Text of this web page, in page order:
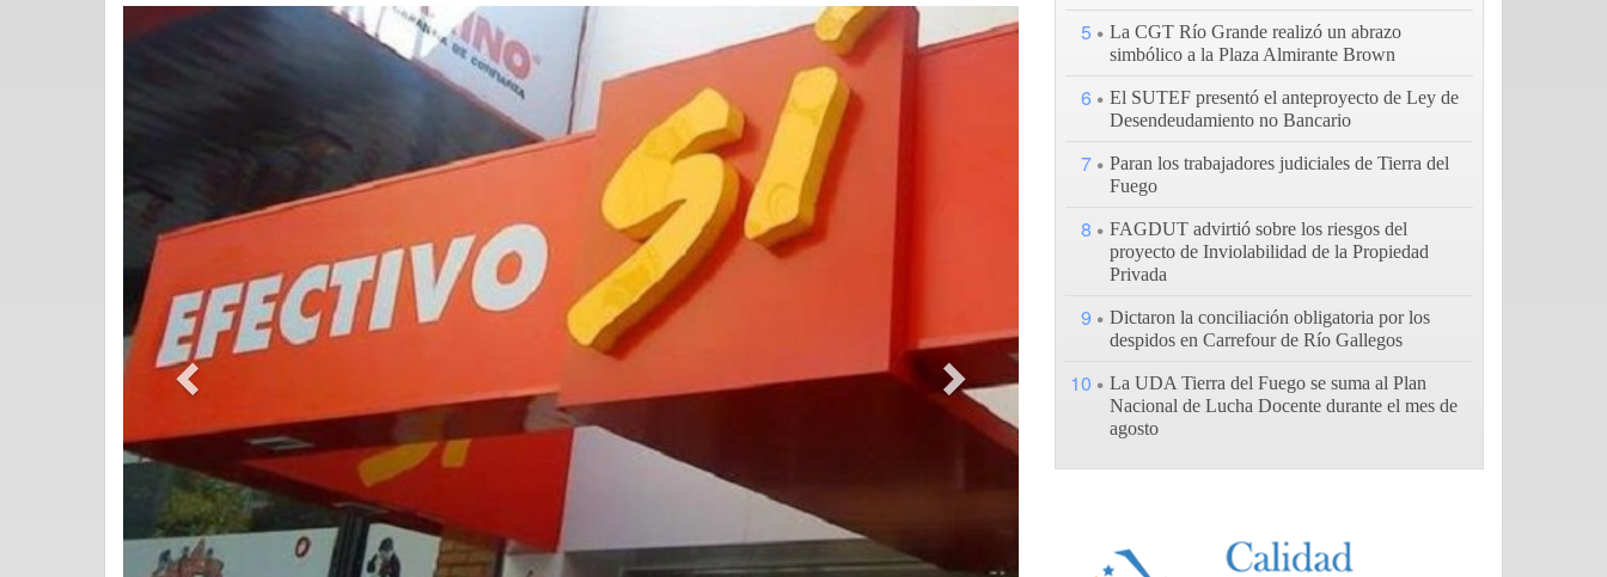
Previous Next 5
La CGT Río Grande realizó un abrazo
simbólico a la Plaza Almirante Brown
6
El SUTEF presentó el anteproyecto de Ley de
Desendeudamiento no Bancario
7
Paran los trabajadores judiciales de Tierra del
Fuego
8
FAGDUT advirtió sobre los riesgos del
proyecto de Inviolabilidad de la Propiedad
Privada
9
Dictaron la conciliación obligatoria por los
despidos en Carrefour de Río Gallegos
10
La UDA Tierra del Fuego se suma al Plan
Nacional de Lucha Docente durante el mes de
agosto